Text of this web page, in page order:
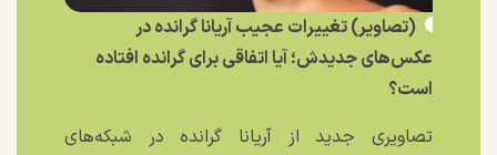
(تصاویر) تغییرات عجیب آریانا گرانده در
عکس‌های جدیدش؛ آیا اتفاقی برای گرانده افتاده
است؟
تصاویری جدید از آریانا گرانده در شبکه‌های